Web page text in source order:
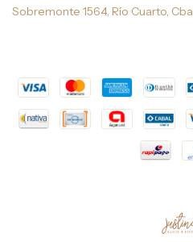
Sobremonte 1564, Río Cuarto, Cba